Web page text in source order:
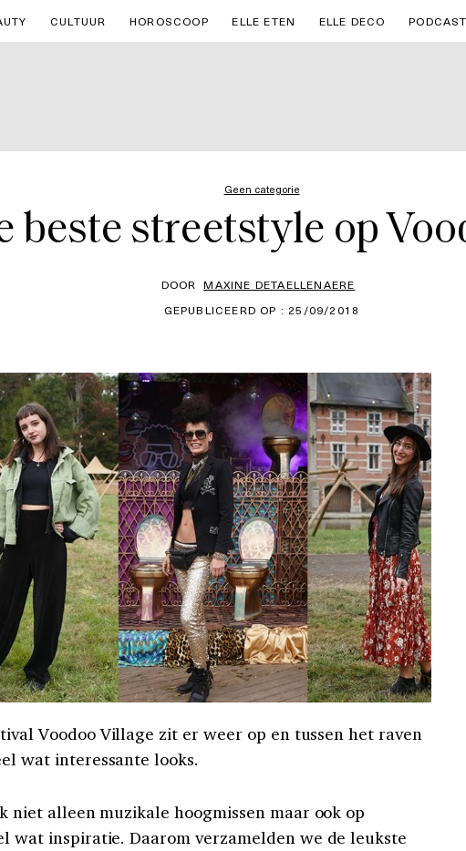
CULTUUR HOROSCOOP ELLE ETEN ELLE DECO
Geen categorie
beste streetstyle op
DOOR MAXINE DETAELLENAERE
GEPUBLICEERD OP : 25/09/2018
Voodoo Village zit er weer op en tussen het raven
wat interessante looks.
niet alleen muzikale hoogmissen maar ook op
wat inspiratie. Daarom verzamelden we de leukste